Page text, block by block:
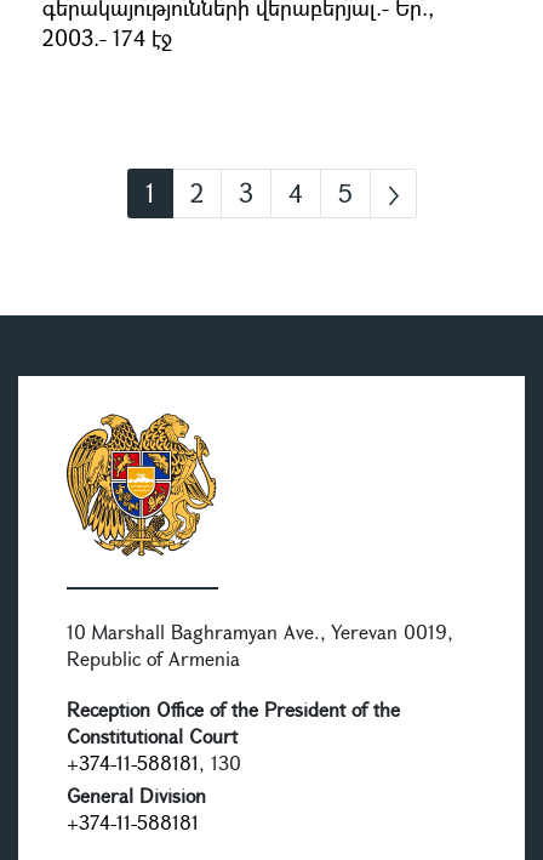
գերակայությունների վերաբերյալ.- Եր.,
2003.- 174 էջ
1 2 3 4 5
10 Marshall Baghramyan Ave., Yerevan 0019,
Republic of Armenia
Reception Office of the President of the
Constitutional Court
+374-11-588181, 130
General Division
+374-11-588181